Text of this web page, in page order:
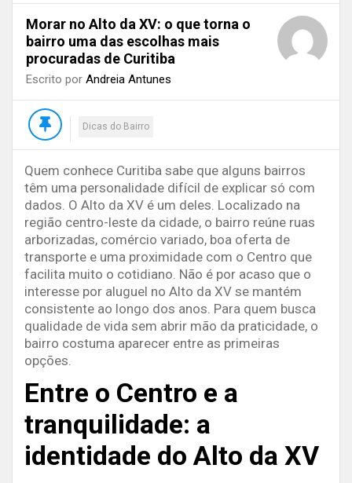
Morar no Alto da XV: o que torna o
bairro uma das escolhas mais
procuradas de Curitiba
Escrito por Andreia Antunes
Dicas do Bairro
Quem conhece Curitiba sabe que alguns bairros
têm uma personalidade difícil de explicar só com
dados. O Alto da XV é um deles. Localizado na
região centro-leste da cidade, o bairro reúne ruas
arborizadas, comércio variado, boa oferta de
transporte e uma proximidade com o Centro que
facilita muito o cotidiano. Não é por acaso que o
interesse por aluguel no Alto da XV se mantém
consistente ao longo dos anos. Para quem busca
qualidade de vida sem abrir mão da praticidade, o
bairro costuma aparecer entre as primeiras
opções.
Entre o Centro e a
tranquilidade: a
identidade do Alto da XV